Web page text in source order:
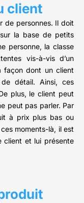
client
de personnes. Il doit
la base de petits
personne, la classe
vis-à-vis d’un
façon dont un client
détail. Ainsi, ces
plus, le client peut
peut pas parler. Par
à prix plus bas ou
moments-là, il est
client et lui présente